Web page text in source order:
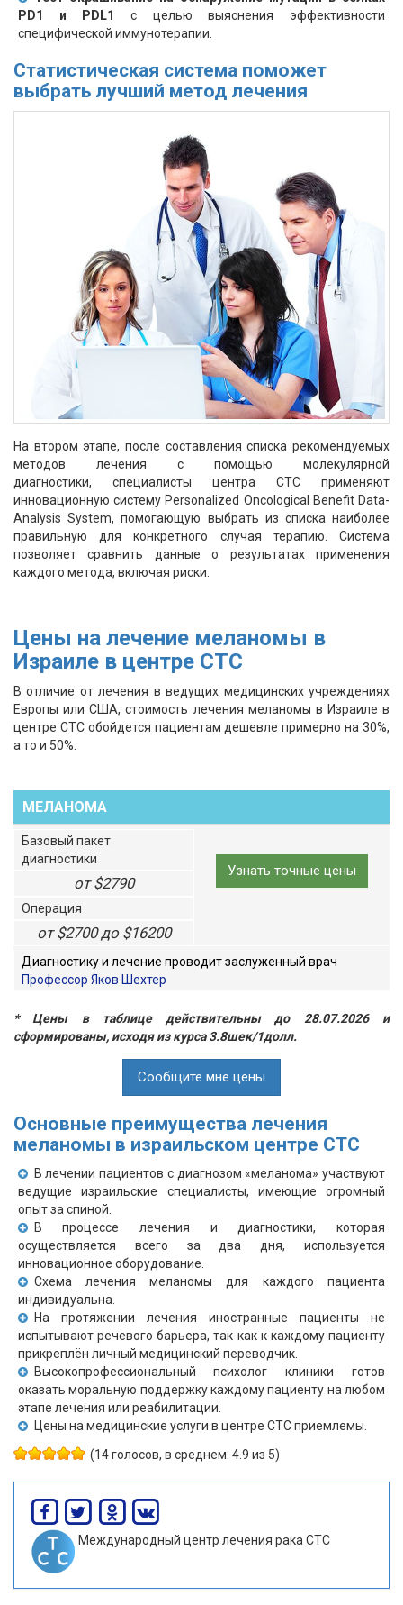
PD1 и PDL1
с целью выяснения эффективности
специфической иммунотерапии.
Статистическая система поможет
выбрать лучший метод лечения
На втором этапе, после составления списка рекомендуемых
методов лечения с помощью молекулярной
диагностики, специалисты центра СТС применяют
инновационную систему Personalized Oncological Benefit Data-
Analysis System, помогающую выбрать из списка наиболее
правильную для конкретного случая терапию. Система
позволяет сравнить данные о результатах применения
каждого метода, включая риски.
Цены на лечение меланомы в
Израиле в центре СТС
В отличие от лечения в ведущих медицинских учреждениях
Европы или США, стоимость лечения меланомы в Израиле в
центре СТС обойдется пациентам дешевле примерно на 30%,
а то и 50%.
МЕЛАНОМА
Базовый пакет
диагностики
от $2790
Операция
от $2700 до $16200
Узнать точные цены
Диагностику и лечение проводит заслуженный врач
Профессор Яков Шехтер
* Цены в таблице действительны до 28.07.2026 и
сформированы, исходя из курса 3.8шек/1долл.
Сообщите мне цены
Основные преимущества лечения
меланомы в израильском центре СТС
В лечении пациентов с диагнозом «меланома» участвуют
ведущие израильские специалисты, имеющие огромный
опыт за спиной.
В процессе лечения и диагностики, которая
осуществляется всего за два дня, используется
инновационное оборудование.
Схема лечения меланомы для каждого пациента
индивидуальна.
На протяжении лечения иностранные пациенты не
испытывают речевого барьера, так как к каждому пациенту
прикреплён личный медицинский переводчик.
Высокопрофессиональный психолог клиники готов
оказать моральную поддержку каждому пациенту на любом
этапе лечения или реабилитации.
Цены на медицинские услуги в центре СТС приемлемы.
(14 голосов, в среднем: 4.9 из 5)
Международный центр лечения рака СТС